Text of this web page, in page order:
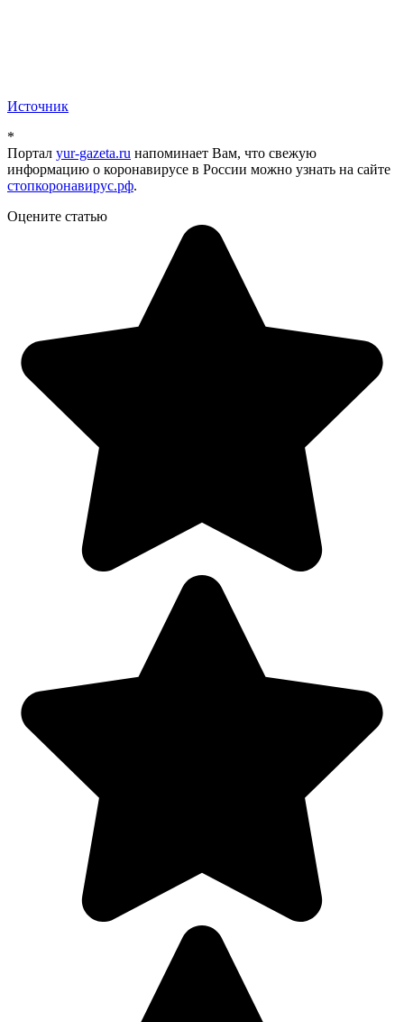
Источник
*
Портал yur-gazeta.ru напоминает Вам, что свежую
информацию о коронавирусе в России можно узнать на сайте
стопкоронавирус.рф.
Оцените статью